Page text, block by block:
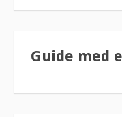
Guide med